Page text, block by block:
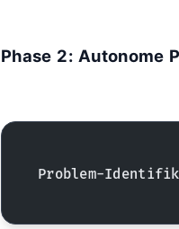
Phase 2: Autonome
Problem-